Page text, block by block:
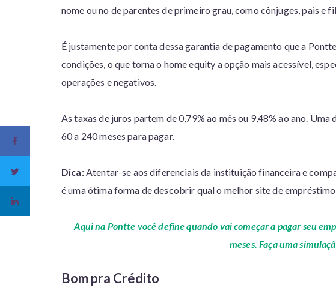
nome ou no de parentes de primeiro grau, como cônjuges, pais e
É justamente por conta dessa garantia de pagamento que a
condições, o que torna o home equity a opção mais acessível,
operações e negativos.
As taxas de juros partem de 0,79% ao mês ou 9,48% ao ano.
60 a 240 meses para pagar.
Dica:Atentar-se aos diferenciais da instituição financeira e
é uma ótima forma de descobrir qual o melhor site de
Aqui na Pontte você define quando vai começar a pagar seu
meses. Faça uma
Bom pra Crédito